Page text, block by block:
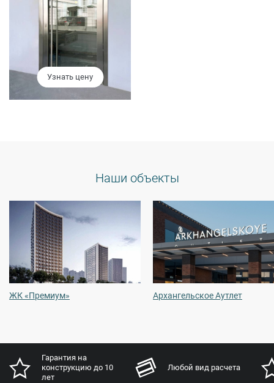
Узнать цену
Наши объекты
ЖК «Премиум» Архангельское Аутлет
Гарантия на
конструкцию до 10
лет
Любой вид расчета